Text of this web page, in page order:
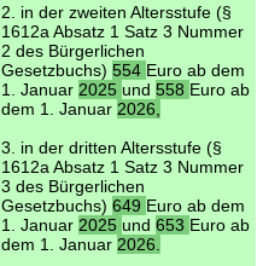
2. in der zweiten Altersstufe (§
1612a Absatz 1 Satz 3 Nummer
2 des Bürgerlichen
Gesetzbuchs) 554 Euro ab dem
1. Januar 2025 und 558 Euro ab
dem 1. Januar 2026,
3. in der dritten Altersstufe (§
1612a Absatz 1 Satz 3 Nummer
3 des Bürgerlichen
Gesetzbuchs) 649 Euro ab dem
1. Januar 2025 und 653 Euro ab
dem 1. Januar 2026.